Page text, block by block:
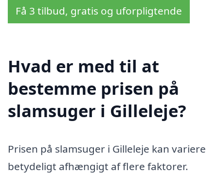
Få 3 tilbud, gratis og uforpligtende
Hvad er med til at
bestemme prisen på
slamsuger i Gilleleje?
Prisen på slamsuger i Gilleleje kan variere
betydeligt afhængigt af flere faktorer.